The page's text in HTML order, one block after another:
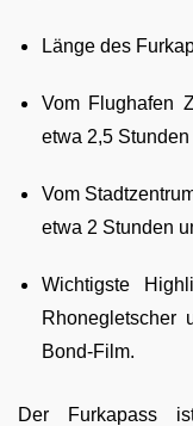
Länge des
Vom Flughafen
etwa 2,5 Stunden
Vom
etwa 2 Stunden
Wichtigste
Bond-Film.
Der Furkapass